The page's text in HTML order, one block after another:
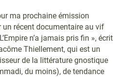
ma prochaine émission
un récent documentaire au vif
n’a jamais pris fin », écrit
Thiellement, qui est un
de la littérature gnostique
du moins), de tendance